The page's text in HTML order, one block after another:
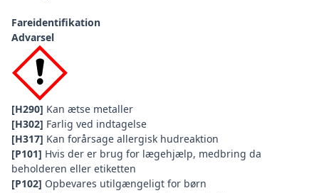
Fareidentifikation
Advarsel
[H290] Kan ætse metaller
[H302] Farlig ved indtagelse
[H317] Kan forårsage allergisk hudreaktion
[P101] Hvis der er brug for lægehjælp, medbring da
beholderen eller etiketten
[P102] Opbevares utilgængeligt for børn